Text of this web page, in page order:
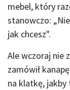
mebel, który
stanowczo:
jak chcesz".
Ale wczoraj nie
zamówił
na klatkę, jakby